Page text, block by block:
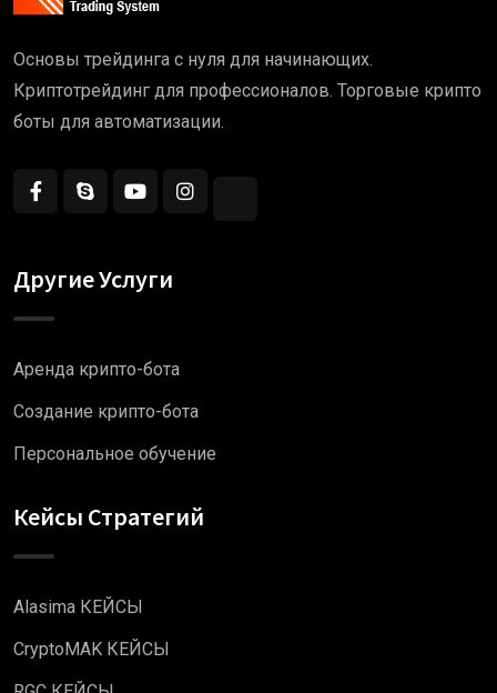
Основы трейдинга с нуля для начинающих.
Криптотрейдинг для профессионалов. Торговые крипто
боты для автоматизации.
Другие Услуги
Аренда крипто-бота
Создание крипто-бота
Персональное обучение
Кейсы Стратегий
Alasima КЕЙСЫ
CryptoMAK КЕЙСЫ